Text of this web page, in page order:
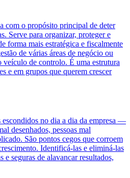
com o propósito principal de deter
Serve para organizar, proteger e
forma mais estratégica e fiscalmente
de várias áreas de negócio ou
de controlo. É uma estrutura
e em grupos que querem crescer
escondidos no dia a dia da empresa —
desenhados, pessoas mal
São pontos cegos que corroem
Identificá-las e eliminá-las
e seguras de alavancar resultados,